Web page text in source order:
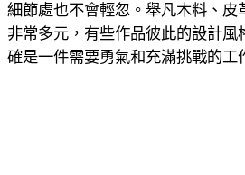
細節處也不會輕忽。 舉凡木料、皮
非常多元， 有些作品彼此的設計風
確是一件需要勇氣和充滿挑戰的工